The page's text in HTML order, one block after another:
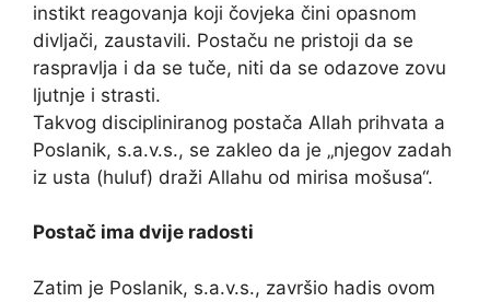
instikt reagovanja koji čovjeka čini opasnom
divljači, zaustavili. Postaču ne pristoji da se
raspravlja i da se tuče, niti da se odazove zovu
ljutnje i strasti.
Takvog discipliniranog postača Allah prihvata a
Poslanik, s.a.v.s., se zakleo da je „njegov zadah
iz usta (huluf) draži Allahu od mirisa mošusa“.
Postač ima dvije radosti
Zatim je Poslanik, s.a.v.s., završio hadis ovom